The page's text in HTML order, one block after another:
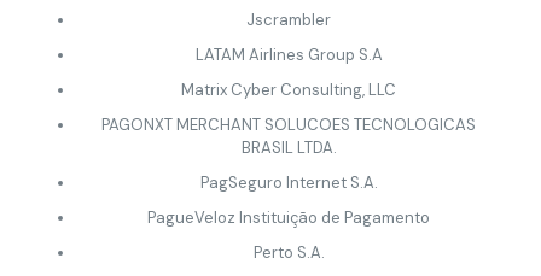
Jscrambler
LATAM Airlines Group S.A
Matrix Cyber Consulting, LLC
PAGONXT MERCHANT SOLUCOES TECNOLOGICAS
BRASIL LTDA.
PagSeguro Internet S.A.
PagueVeloz Instituição de Pagamento
Perto S.A.